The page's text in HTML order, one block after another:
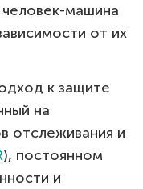
машина
от их
к защите
на
отслеживания и
), постоянном
и